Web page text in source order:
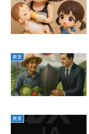
農業
農業